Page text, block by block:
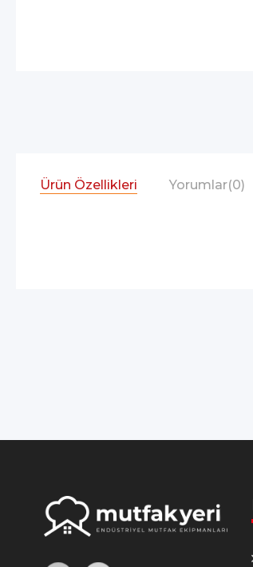
Ürün Özellikleri Yorumlar(0)